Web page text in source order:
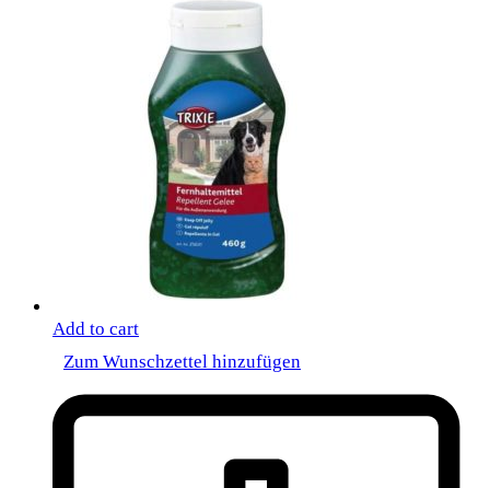
Add to cart
Zum Wunschzettel hinzufügen